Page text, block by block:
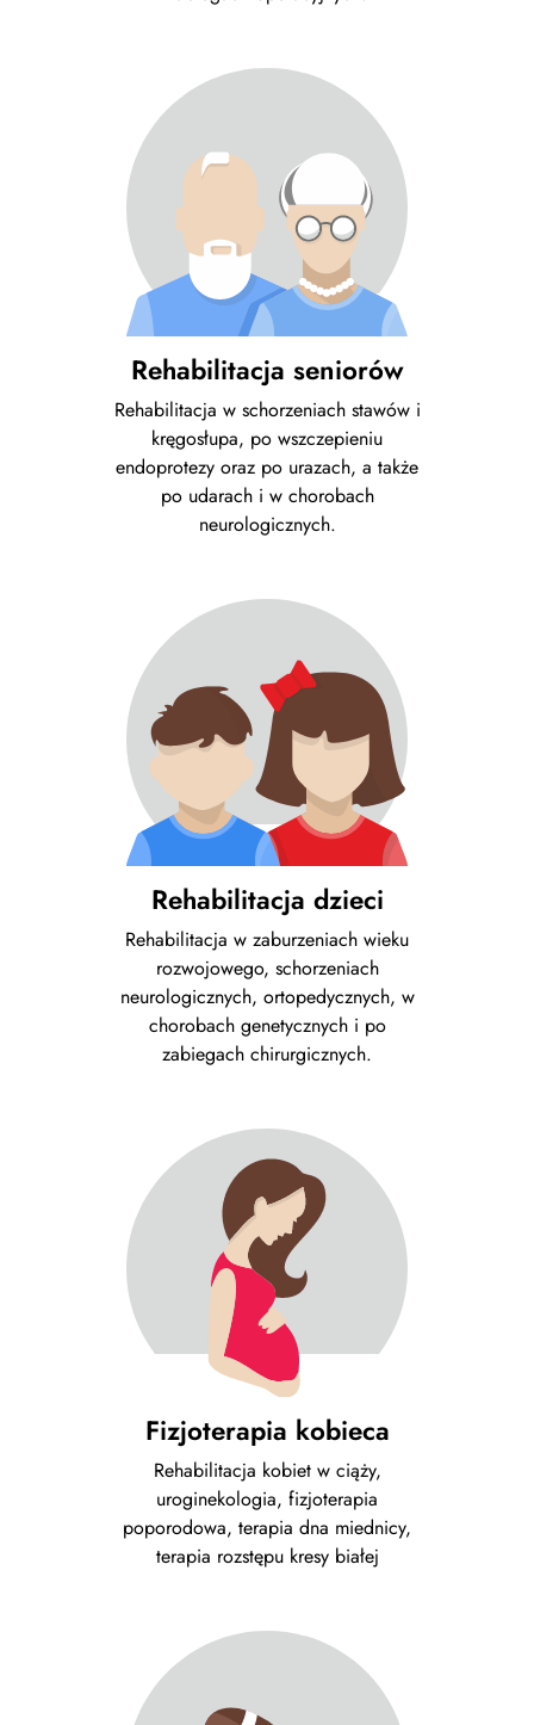
Rehabilitacja seniorów
Rehabilitacja w schorzeniach stawów i
kręgosłupa, po wszczepieniu
endoprotezy oraz po urazach, a także
po udarach i w chorobach
neurologicznych.
Rehabilitacja dzieci
Rehabilitacja w zaburzeniach wieku
rozwojowego, schorzeniach
neurologicznych, ortopedycznych, w
chorobach genetycznych i po
zabiegach chirurgicznych.
Fizjoterapia kobieca
Rehabilitacja kobiet w ciąży,
uroginekologia, fizjoterapia
poporodowa, terapia dna miednicy,
terapia rozstępu kresy białej